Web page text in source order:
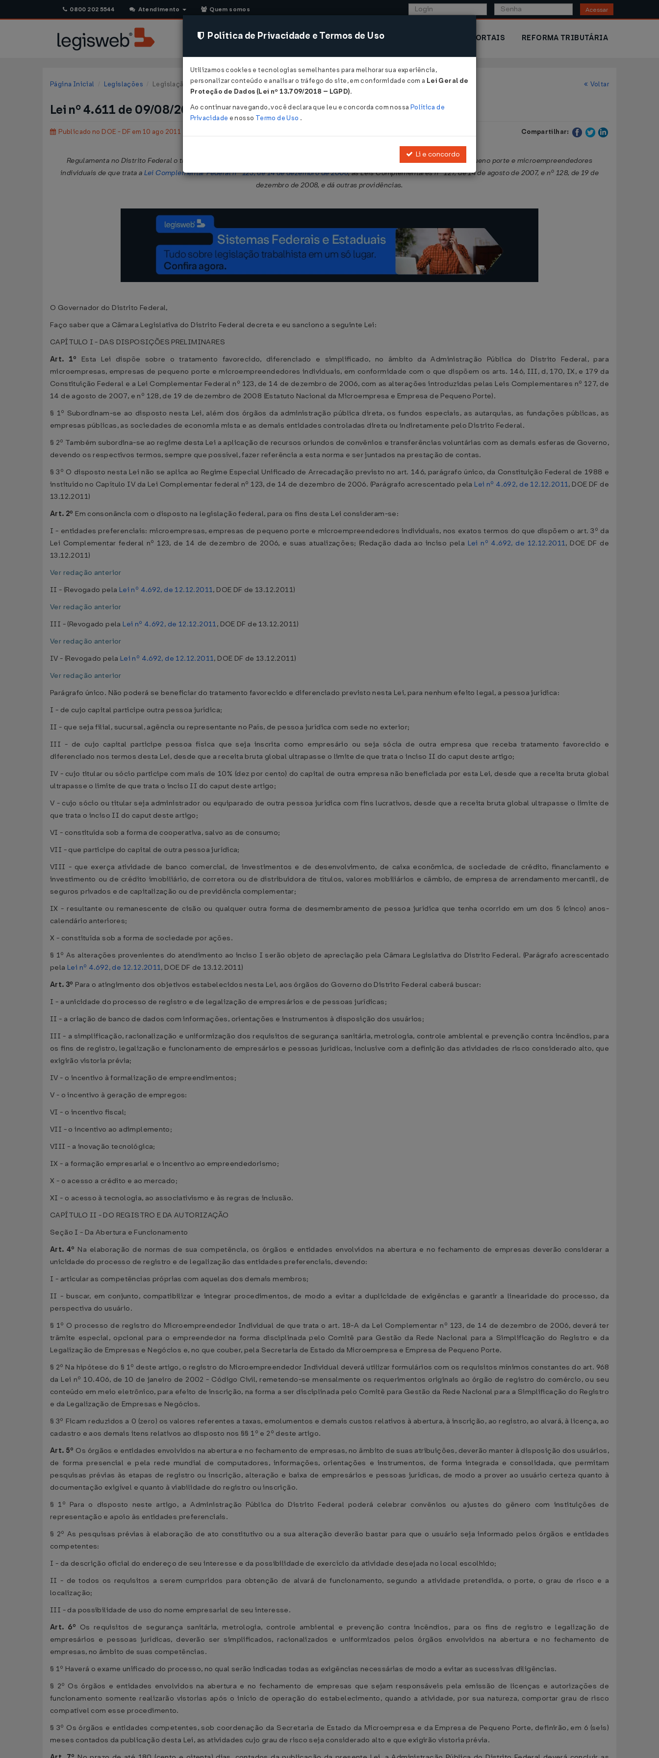
0800 202 5544 Atendimento Quem somos Acessar
CONSULTORIA SISTEMAS COMÉRCIO EXTERIOR PORTAIS REFORMA TRIBUTÁRIA
Página Inicial Legislações Legislação Estadual - Distrito Federal Voltar
Lei nº 4.611 de 09/08/2011
Publicado no DOE - DF em 10 ago 2011 Compartilhar:
Regulamenta no Distrito Federal o tratamento favorecido, diferenciado e simplificado para microempresas, empresas de pequeno porte e microempreendedores
individuais de que trata a Lei Complementar Federal nº 123, de 14 de dezembro de 2006, as Leis Complementares nº 127, de 14 de agosto de 2007, e nº 128, de 19 de
dezembro de 2008, e dá outras providências.
O Governador do Distrito Federal,
Faço saber que a Câmara Legislativa do Distrito Federal decreta e eu sanciono a seguinte Lei:
CAPÍTULO I - DAS DISPOSIÇÕES PRELIMINARES
Art. 1º Esta Lei dispõe sobre o tratamento favorecido, diferenciado e simplificado, no âmbito da Administração Pública do Distrito Federal, para
microempresas, empresas de pequeno porte e microempreendedores individuais, em conformidade com o que dispõem os arts. 146, III, d, 170, IX, e 179 da
Constituição Federal e a Lei Complementar Federal nº 123, de 14 de dezembro de 2006, com as alterações introduzidas pelas Leis Complementares nº 127, de
14 de agosto de 2007, e nº 128, de 19 de dezembro de 2008 (Estatuto Nacional da Microempresa e Empresa de Pequeno Porte).
§ 1º Subordinam-se ao disposto nesta Lei, além dos órgãos da administração pública direta, os fundos especiais, as autarquias, as fundações públicas, as
empresas públicas, as sociedades de economia mista e as demais entidades controladas direta ou indiretamente pelo Distrito Federal.
§ 2º Também subordina-se ao regime desta Lei a aplicação de recursos oriundos de convênios e transferências voluntárias com as demais esferas de Governo,
devendo os respectivos termos, sempre que possível, fazer referência a esta norma e ser juntados na prestação de contas.
§ 3º O disposto nesta Lei não se aplica ao Regime Especial Unificado de Arrecadação previsto no art. 146, parágrafo único, da Constituição Federal de 1988 e
instituído no Capítulo IV da Lei Complementar federal nº 123, de 14 de dezembro de 2006. (Parágrafo acrescentado pela Lei nº 4.692, de 12.12.2011, DOE DF de
13.12.2011)
Art. 2º Em consonância com o disposto na legislação federal, para os fins desta Lei consideram-se:
I - entidades preferenciais: microempresas, empresas de pequeno porte e microempreendedores individuais, nos exatos termos do que dispõem o art. 3º da
Lei Complementar federal nº 123, de 14 de dezembro de 2006, e suas atualizações; (Redação dada ao inciso pela Lei nº 4.692, de 12.12.2011, DOE DF de
13.12.2011)
Ver redação anterior
II - (Revogado pela Lei nº 4.692, de 12.12.2011, DOE DF de 13.12.2011)
Ver redação anterior
III - (Revogado pela Lei nº 4.692, de 12.12.2011, DOE DF de 13.12.2011)
Ver redação anterior
IV - (Revogado pela Lei nº 4.692, de 12.12.2011, DOE DF de 13.12.2011)
Ver redação anterior
Parágrafo único. Não poderá se beneficiar do tratamento favorecido e diferenciado previsto nesta Lei, para nenhum efeito legal, a pessoa jurídica:
I - de cujo capital participe outra pessoa jurídica;
II - que seja filial, sucursal, agência ou representante no País, de pessoa jurídica com sede no exterior;
III - de cujo capital participe pessoa física que seja inscrita como empresário ou seja sócia de outra empresa que receba tratamento favorecido e
diferenciado nos termos desta Lei, desde que a receita bruta global ultrapasse o limite de que trata o inciso II do caput deste artigo;
IV - cujo titular ou sócio participe com mais de 10% (dez por cento) do capital de outra empresa não beneficiada por esta Lei, desde que a receita bruta global
ultrapasse o limite de que trata o inciso II do caput deste artigo;
V - cujo sócio ou titular seja administrador ou equiparado de outra pessoa jurídica com fins lucrativos, desde que a receita bruta global ultrapasse o limite de
que trata o inciso II do caput deste artigo;
VI - constituída sob a forma de cooperativa, salvo as de consumo;
VII - que participe do capital de outra pessoa jurídica;
VIII - que exerça atividade de banco comercial, de investimentos e de desenvolvimento, de caixa econômica, de sociedade de crédito, financiamento e
investimento ou de crédito imobiliário, de corretora ou de distribuidora de títulos, valores mobiliários e câmbio, de empresa de arrendamento mercantil, de
seguros privados e de capitalização ou de previdência complementar;
IX - resultante ou remanescente de cisão ou qualquer outra forma de desmembramento de pessoa jurídica que tenha ocorrido em um dos 5 (cinco) anos-
calendário anteriores;
X - constituída sob a forma de sociedade por ações.
§ 1º As alterações provenientes do atendimento ao inciso I serão objeto de apreciação pela Câmara Legislativa do Distrito Federal. (Parágrafo acrescentado
pela Lei nº 4.692, de 12.12.2011, DOE DF de 13.12.2011)
Art. 3º Para o atingimento dos objetivos estabelecidos nesta Lei, aos órgãos do Governo do Distrito Federal caberá buscar:
I - a unicidade do processo de registro e de legalização de empresários e de pessoas jurídicas;
II - a criação de banco de dados com informações, orientações e instrumentos à disposição dos usuários;
III - a simplificação, racionalização e uniformização dos requisitos de segurança sanitária, metrologia, controle ambiental e prevenção contra incêndios, para
os fins de registro, legalização e funcionamento de empresários e pessoas jurídicas, inclusive com a definição das atividades de risco considerado alto, que
exigirão vistoria prévia;
IV - o incentivo à formalização de empreendimentos;
V - o incentivo à geração de empregos:
VI - o incentivo fiscal;
VII - o incentivo ao adimplemento;
VIII - a inovação tecnológica;
IX - a formação empresarial e o incentivo ao empreendedorismo;
X - o acesso a crédito e ao mercado;
XI - o acesso à tecnologia, ao associativismo e às regras de inclusão.
CAPÍTULO II - DO REGISTRO E DA AUTORIZAÇÃO
Seção I - Da Abertura e Funcionamento
Art. 4º Na elaboração de normas de sua competência, os órgãos e entidades envolvidos na abertura e no fechamento de empresas deverão considerar a
unicidade do processo de registro e de legalização das entidades preferenciais, devendo:
I - articular as competências próprias com aquelas dos demais membros;
II - buscar, em conjunto, compatibilizar e integrar procedimentos, de modo a evitar a duplicidade de exigências e garantir a linearidade do processo, da
perspectiva do usuário.
§ 1º O processo de registro do Microempreendedor Individual de que trata o art. 18-A da Lei Complementar nº 123, de 14 de dezembro de 2006, deverá ter
trâmite especial, opcional para o empreendedor na forma disciplinada pelo Comitê para Gestão da Rede Nacional para a Simplificação do Registro e da
Legalização de Empresas e Negócios e, no que couber, pela Secretaria de Estado da Microempresa e Empresa de Pequeno Porte.
§ 2º Na hipótese do § 1º deste artigo, o registro do Microempreendedor Individual deverá utilizar formulários com os requisitos mínimos constantes do art. 968
da Lei nº 10.406, de 10 de janeiro de 2002 - Código Civil, remetendo-se mensalmente os requerimentos originais ao órgão de registro do comércio, ou seu
conteúdo em meio eletrônico, para efeito de inscrição, na forma a ser disciplinada pelo Comitê para Gestão da Rede Nacional para a Simplificação do Registro
e da Legalização de Empresas e Negócios.
§ 3º Ficam reduzidos a 0 (zero) os valores referentes a taxas, emolumentos e demais custos relativos à abertura, à inscrição, ao registro, ao alvará, à licença, ao
cadastro e aos demais itens relativos ao disposto nos §§ 1º e 2º deste artigo.
Art. 5º Os órgãos e entidades envolvidos na abertura e no fechamento de empresas, no âmbito de suas atribuições, deverão manter à disposição dos usuários,
de forma presencial e pela rede mundial de computadores, informações, orientações e instrumentos, de forma integrada e consolidada, que permitam
pesquisas prévias às etapas de registro ou inscrição, alteração e baixa de empresários e pessoas jurídicas, de modo a prover ao usuário certeza quanto à
documentação exigível e quanto à viabilidade do registro ou inscrição.
§ 1º Para o disposto neste artigo, a Administração Pública do Distrito Federal poderá celebrar convênios ou ajustes do gênero com instituições de
representação e apoio às entidades preferenciais.
§ 2º As pesquisas prévias à elaboração de ato constitutivo ou a sua alteração deverão bastar para que o usuário seja informado pelos órgãos e entidades
competentes:
I - da descrição oficial do endereço de seu interesse e da possibilidade de exercício da atividade desejada no local escolhido;
II - de todos os requisitos a serem cumpridos para obtenção de alvará de funcionamento, segundo a atividade pretendida, o porte, o grau de risco e a
localização;
III - da possibilidade de uso do nome empresarial de seu interesse.
Art. 6º Os requisitos de segurança sanitária, metrologia, controle ambiental e prevenção contra incêndios, para os fins de registro e legalização de
empresários e pessoas jurídicas, deverão ser simplificados, racionalizados e uniformizados pelos órgãos envolvidos na abertura e no fechamento de
empresas, no âmbito de suas competências.
§ 1º Haverá o exame unificado do processo, no qual serão indicadas todas as exigências necessárias de modo a evitar as sucessivas diligências.
§ 2º Os órgãos e entidades envolvidos na abertura e no fechamento de empresas que sejam responsáveis pela emissão de licenças e autorizações de
funcionamento somente realizarão vistorias após o início de operação do estabelecimento, quando a atividade, por sua natureza, comportar grau de risco
compatível com esse procedimento.
§ 3º Os órgãos e entidades competentes, sob coordenação da Secretaria de Estado da Microempresa e da Empresa de Pequeno Porte, definirão, em 6 (seis)
meses contados da publicação desta Lei, as atividades cujo grau de risco seja considerado alto e que exigirão vistoria prévia.
Política de Privacidade e Termos de Uso
Utilizamos cookies e tecnologias semelhantes para melhorar sua experiência,
personalizar conteúdo e analisar o tráfego do site, em conformidade com a Lei Geral de
Proteção de Dados (Lei nº 13.709/2018 – LGPD).
Ao continuar navegando, você declara que leu e concorda com nossa Política de
Privacidade e nosso Termo de Uso .
Li e concordo